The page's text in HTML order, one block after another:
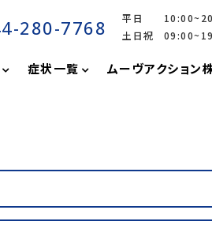
280-7768
平日
土日祝
症状一覧 ムーヴアクション